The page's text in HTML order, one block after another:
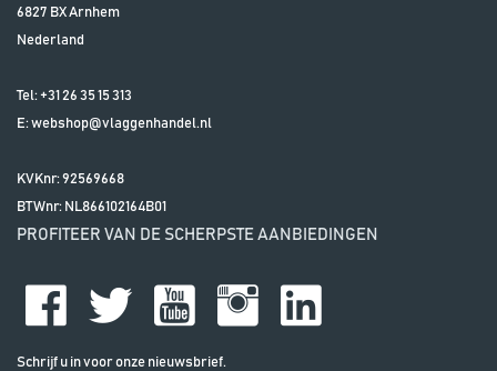
6827 BXArnhem
Nederland
Tel: +31 26 35 15 313
E:webshop@vlaggenhandel.nl
KVKnr: 92569668
BTWnr: NL866102164B01
PROFITEER VAN DE SCHERPSTE AANBIEDINGEN
Schrijf u in voor onze nieuwsbrief.